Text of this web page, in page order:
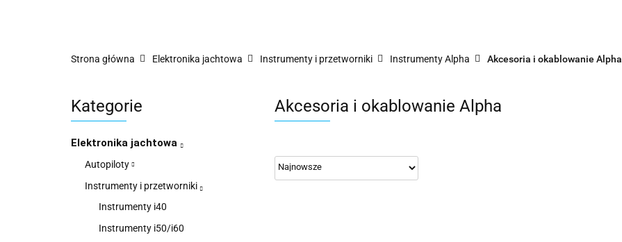
Strona główna Elektronika jachtowa Instrumenty i przetworniki Instrumenty Alpha Akcesoria i okablowanie Alpha
Kategorie
Elektronika jachtowa
Autopiloty
Instrumenty i przetworniki
Instrumenty i40
Instrumenty i50/i60
Akcesoria i okablowanie Alpha